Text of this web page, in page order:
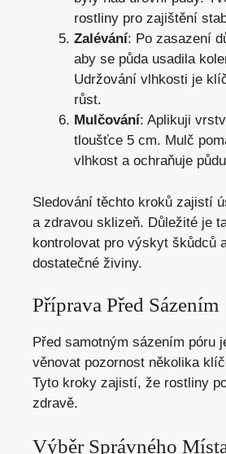
rostliny pro zajištění
Zalévání: Po zasazení
aby se půda usadila
Udržování vlhkosti je
růst.
Mulčování: Aplikuji
tloušťce 5 cm. Mulč
vlhkost a ochraňuje
Sledování těchto kroků zajistí
a zdravou sklizeň. Důležité je
kontrolovat pro výskyt škůdců
dostatečné živiny.
Příprava Před Sázením
Před samotným sázením póru
věnovat pozornost několika
Tyto kroky zajistí, že rostliny
zdravě.
Výběr Správného